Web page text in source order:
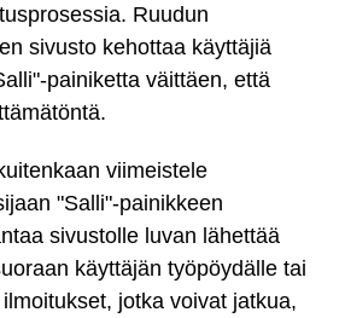
Ruudun
sivusto kehottaa käyttäjiä
painiketta väittäen, että
viimeistele
"Salli"-painikkeen
sivustolle luvan lähettää
käyttäjän työpöydälle tai
jotka voivat jatkua,